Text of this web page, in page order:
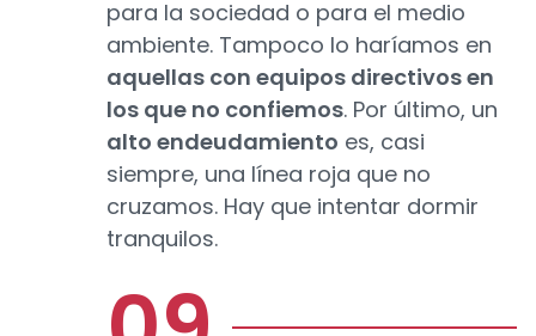
para la sociedad o para el medio
ambiente. Tampoco lo haríamos en
aquellas con equipos directivos en
los que no confiemos. Por último, un
alto endeudamiento es, casi
siempre, una línea roja que no
cruzamos. Hay que intentar dormir
tranquilos.